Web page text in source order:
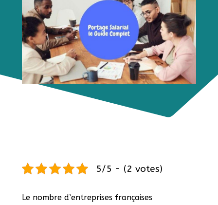
5/5 - (2 votes)
Le nombre d’entreprises françaises